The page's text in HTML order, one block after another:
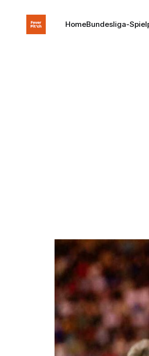
HomeBundesliga-